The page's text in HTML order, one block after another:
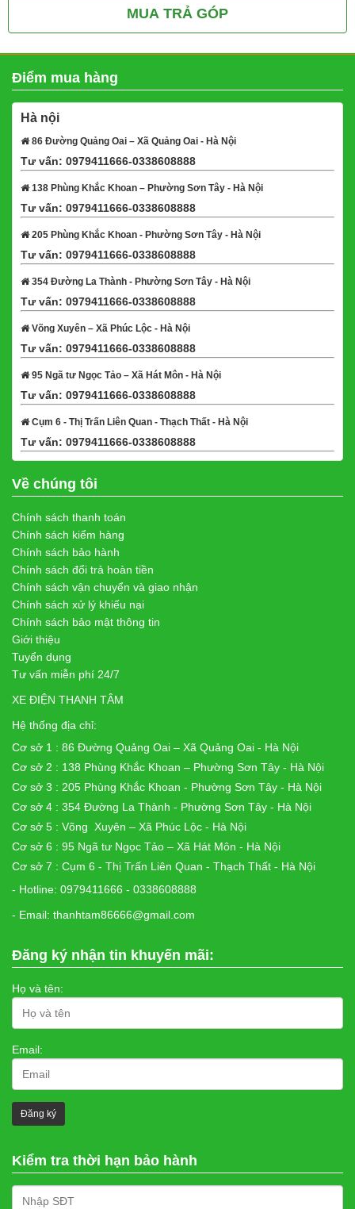
MUA TRẢ GÓP
Điểm mua hàng
Hà nội
86 Đường Quảng Oai – Xã Quảng Oai - Hà Nội
Tư vấn: 0979411666-0338608888
138 Phùng Khắc Khoan – Phường Sơn Tây - Hà Nội
Tư vấn: 0979411666-0338608888
205 Phùng Khắc Khoan - Phường Sơn Tây - Hà Nội
Tư vấn: 0979411666-0338608888
354 Đường La Thành - Phường Sơn Tây - Hà Nội
Tư vấn: 0979411666-0338608888
Võng Xuyên – Xã Phúc Lộc - Hà Nội
Tư vấn: 0979411666-0338608888
95 Ngã tư Ngọc Tảo – Xã Hát Môn - Hà Nội
Tư vấn: 0979411666-0338608888
Cụm 6 - Thị Trấn Liên Quan - Thạch Thất - Hà Nội
Tư vấn: 0979411666-0338608888
Về chúng tôi
Chính sách thanh toán
Chính sách kiểm hàng
Chính sách bảo hành
Chính sách đổi trả hoàn tiền
Chính sách vận chuyển và giao nhận
Chính sách xử lý khiếu nại
Chính sách bảo mật thông tin
Giới thiệu
Tuyển dụng
Tư vấn miễn phí 24/7
XE ĐIỆN THANH TÂM
Hệ thống địa chỉ:
Cơ sở 1 : 86 Đường Quảng Oai – Xã Quảng Oai - Hà Nội
Cơ sở 2 : 138 Phùng Khắc Khoan – Phường Sơn Tây - Hà Nội
Cơ sở 3 : 205 Phùng Khắc Khoan - Phường Sơn Tây - Hà Nội
Cơ sở 4 : 354 Đường La Thành - Phường Sơn Tây - Hà Nội
Cơ sở 5 : Võng Xuyên – Xã Phúc Lộc - Hà Nội
Cơ sở 6 : 95 Ngã tư Ngọc Tảo – Xã Hát Môn - Hà Nội
Cơ sở 7 : Cụm 6 - Thị Trấn Liên Quan - Thạch Thất - Hà Nội
- Hotline: 0979411666 - 0338608888
- Email: thanhtam86666@gmail.com
Đăng ký nhận tin khuyến mãi:
Họ và tên:
Email:
Kiểm tra thời hạn bảo hành